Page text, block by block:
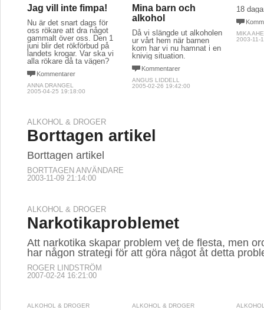
Jag vill inte fimpa!
Nu är det snart dags för
oss rökare att dra något
gammalt över oss. Den 1
juni blir det rökförbud på
landets krogar. Var ska vi
alla rökare då ta vägen?
Kommentarer
ANNA DRANGEL
2005-04-25 19:18:00
Mina barn och
alkohol
Då vi slängde ut alkoholen
ur vårt hem när barnen
kom har vi nu hamnat i en
knivig situation.
Kommentarer
ANGUS LIDDELL
2005-02-26 19:42:00
18
MIKA
2003-11-
ALKOHOL & DROGER
Borttagen artikel
Borttagen artikel
BORTTAGEN ANVÄNDARE
2003-11-09 21:14:00
ALKOHOL & DROGER
Narkotikaproblemet
Att narkotika skapar problem vet de flesta, men
har någon strategi för att göra något åt detta
ROGER LINDSTRÖM
2007-02-24 16:21:00
ALKOHOL & DROGER ALKOHOL & DROGER